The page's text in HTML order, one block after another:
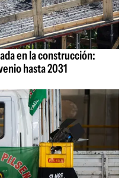
en la construcción:
hasta 2031